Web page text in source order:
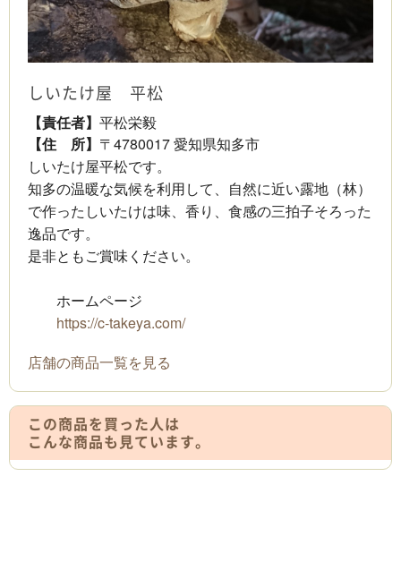
しいたけ屋 平松
【責任者】 平松栄毅
【住 所】 〒4780017 愛知県知多市
しいたけ屋平松です。
知多の温暖な気候を利用して、自然に近い露地（林）
で作ったしいたけは味、香り、食感の三拍子そろった
逸品です。
是非ともご賞味ください。
ホームページ
https://c-takeya.com/
店舗の商品一覧を見る
この商品を買った人は
こんな商品も見ています。